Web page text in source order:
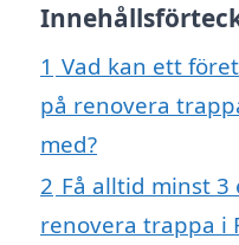
1 Vad kan ett
på renovera
med?
2 Få alltid minst
renovera trappa i